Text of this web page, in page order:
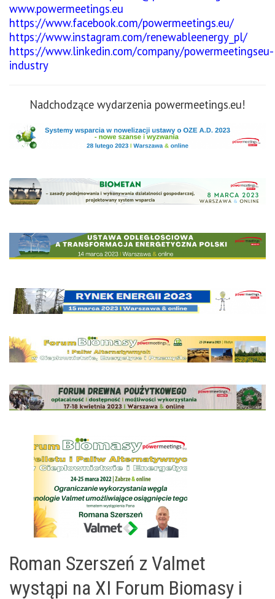
www.powermeetings.eu
https://www.facebook.com/powermeetings.eu/
https://www.instagram.com/renewableenergy_pl/
https://www.linkedin.com/company/powermeetingseu-
industry
Nadchodzące wydarzenia powermeetings.eu!
Roman Szerszeń z Valmet
wystąpi na XI Forum Biomasy i